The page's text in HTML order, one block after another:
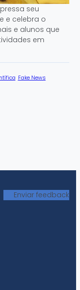
seu
e celebra o
e alunos que
em
Fake News
Enviar feedback